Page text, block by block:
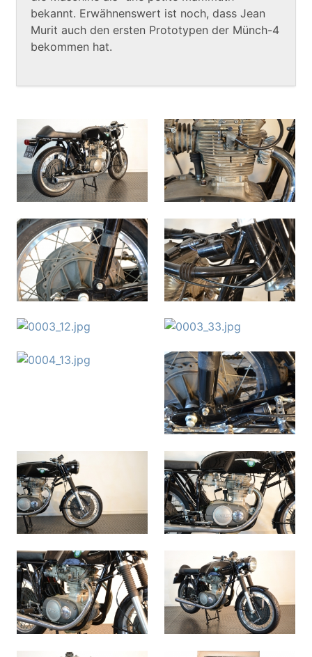
bekannt. Erwähnenswert ist noch, dass Jean
Murit auch den ersten Prototypen der Münch-4
bekommen hat.